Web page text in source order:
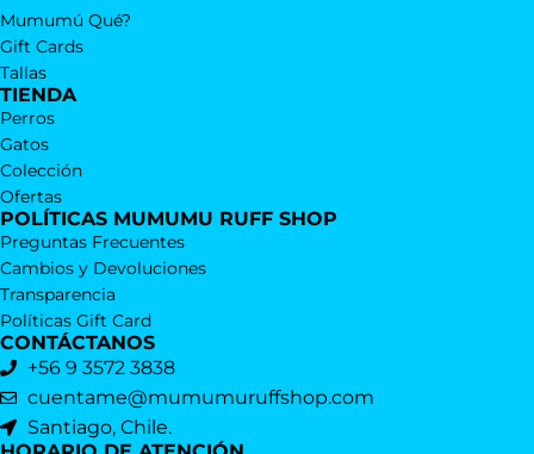
Mumumú Qué?
Gift Cards
Tallas
TIENDA
Perros
Gatos
Colección
Ofertas
POLÍTICAS MUMUMU RUFF SHOP
Preguntas Frecuentes
Cambios y Devoluciones
Transparencia
Políticas Gift Card
CONTÁCTANOS
+56 9 3572 3838
cuentame@mumumuruffshop.com
Santiago, Chile.